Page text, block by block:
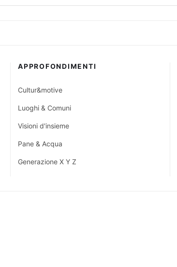
APPROFONDIMENTI
Cultur&motive
Luoghi & Comuni
Visioni d'insieme
Pane & Acqua
Generazione X Y Z